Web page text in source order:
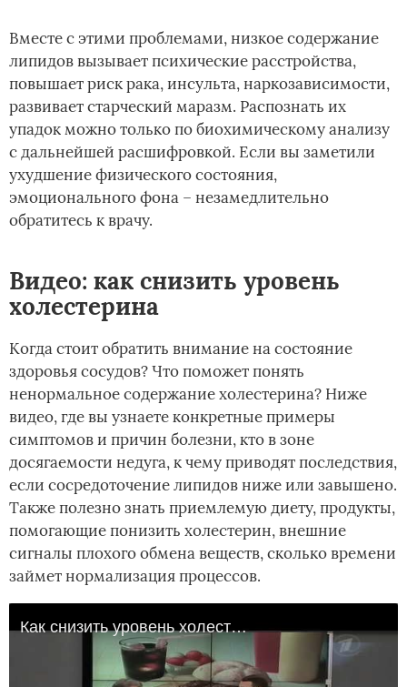
Вместе с этими проблемами, низкое содержание
липидов вызывает психические расстройства,
повышает риск рака, инсульта, наркозависимости,
развивает старческий маразм. Распознать их
упадок можно только по биохимическому анализу
с дальнейшей расшифровкой. Если вы заметили
ухудшение физического состояния,
эмоционального фона – незамедлительно
обратитесь к врачу.
Видео: как снизить уровень
холестерина
Когда стоит обратить внимание на состояние
здоровья сосудов? Что поможет понять
ненормальное содержание холестерина? Ниже
видео, где вы узнаете конкретные примеры
симптомов и причин болезни, кто в зоне
досягаемости недуга, к чему приводят последствия,
если сосредоточение липидов ниже или завышено.
Также полезно знать приемлемую диету, продукты,
помогающие понизить холестерин, внешние
сигналы плохого обмена веществ, сколько времени
займет нормализация процессов.
Как снизить уровень холестерина в крови Продукты снижающие холестерин